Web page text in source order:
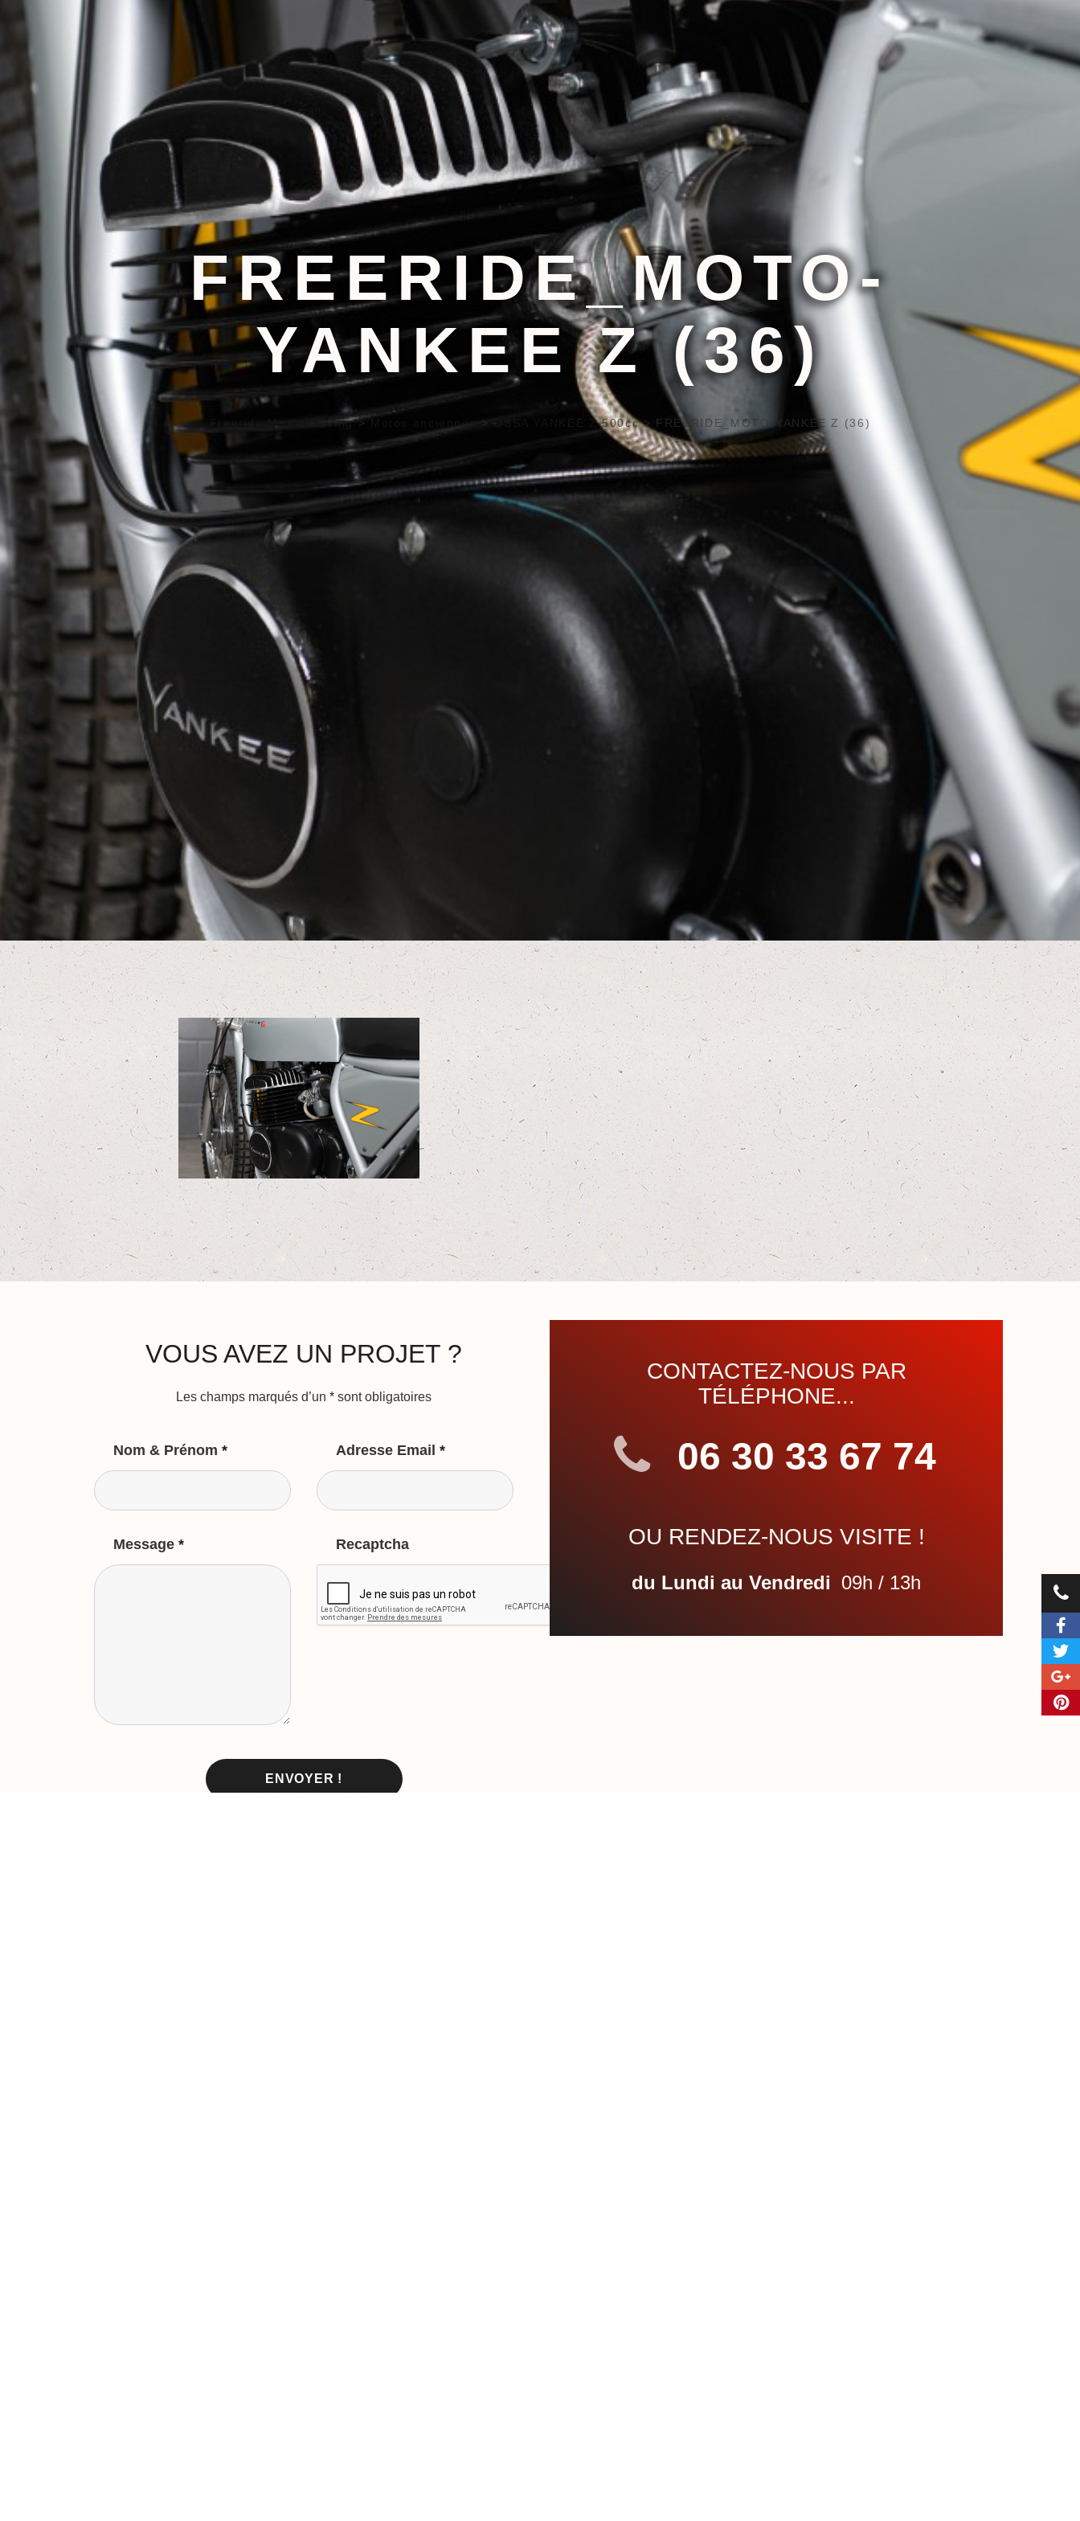
FREERIDE_MOTO-
YANKEE Z (36)
Freeride Motos Racing> Motos anciennes> OSSA YANKEE Z 500cc> FREERIDE_MOTO-YANKEE Z (36)
VOUS AVEZ UN PROJET ?
Les champs marqués d’un * sont obligatoires
Nom & Prénom * Adresse Email *
Message * Recaptcha
CONTACTEZ-NOUS PAR
TÉLÉPHONE...
06 30 33 67 74
OU RENDEZ-NOUS VISITE !
du Lundi au Vendredi 09h / 13h